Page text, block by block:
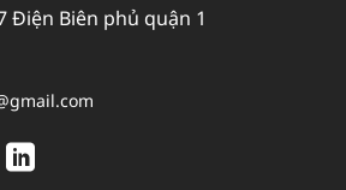
Điện Biên phủ quận 1